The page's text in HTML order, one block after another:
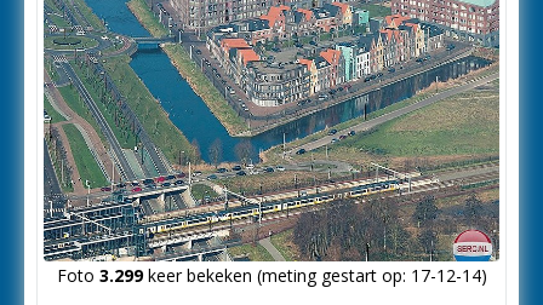
Foto 3.299keer bekeken (meting gestart op: 17-12-14)